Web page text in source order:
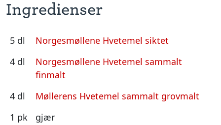
Ingredienser
5 dl
Norgesmøllene Hvetemel siktet
4 dl
Norgesmøllene Hvetemel sammalt
finmalt
4 dl
Møllerens Hvetemel sammalt grovmalt
1 pk
gjær